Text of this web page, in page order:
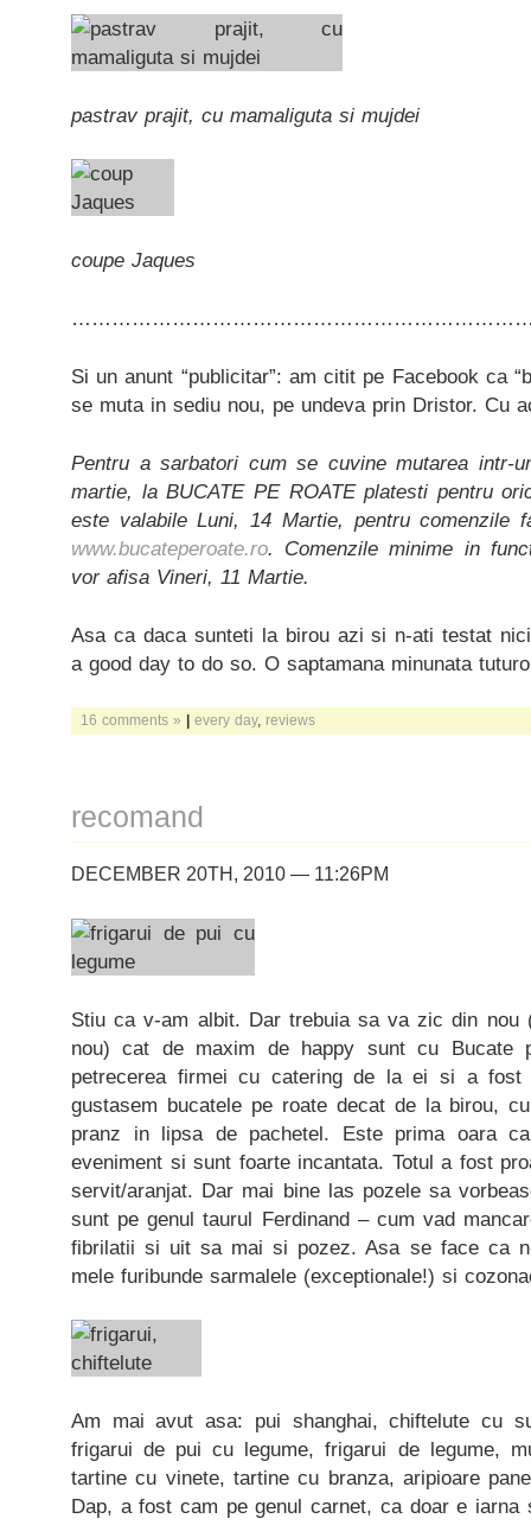
pastrav prajit, cu mamaliguta si mujdei
coupe Jaques
Si un anunt “publicitar”: am citit pe Facebook ca
se muta in sediu nou, pe undeva prin Dristor. Cu
Pentru a sarbatori cum se cuvine mutarea intr-
martie, la BUCATE PE ROATE platesti pentru
este valabile Luni, 14 Martie, pentru comenzile
www.bucateperoate.ro. Comenzile minime in
vor afisa Vineri, 11 Martie.
Asa ca daca sunteti la birou azi si n-ati testat
a good day to do so. O saptamana minunata
16 comments » | every day, reviews
recomand
DECEMBER 20TH, 2010 — 11:26PM
Stiu ca v-am albit. Dar trebuia sa va zic din
nou) cat de maxim de happy sunt cu Bucate
petrecerea firmei cu catering de la ei si a fost
gustasem bucatele pe roate decat de la birou,
pranz in lipsa de pachetel. Este prima oara
eveniment si sunt foarte incantata. Totul a fost
servit/aranjat. Dar mai bine las pozele sa
sunt pe genul taurul Ferdinand – cum vad
fibrilatii si uit sa mai si pozez. Asa se face ca
mele furibunde sarmalele (exceptionale!) si
Am mai avut asa: pui shanghai, chiftelute cu
frigarui de pui cu legume, frigarui de legume,
tartine cu vinete, tartine cu branza, aripioare
Dap, a fost cam pe genul carnet, ca doar e